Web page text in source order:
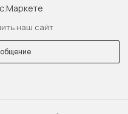
наш сайт